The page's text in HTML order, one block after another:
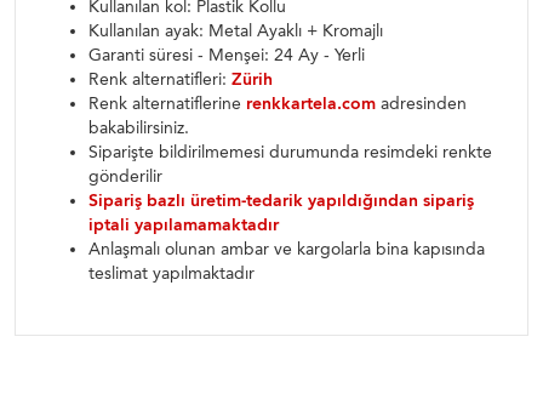
Kullanılan kol: Plastik Kollu
Kullanılan ayak: Metal Ayaklı + Kromajlı
Garanti süresi - Menşei: 24 Ay - Yerli
Renk alternatifleri: Zürih
Renk alternatiflerine renkkartela.com adresinden
bakabilirsiniz.
Siparişte bildirilmemesi durumunda resimdeki renkte
gönderilir
Sipariş bazlı üretim-tedarik yapıldığından sipariş
iptali yapılamamaktadır
Anlaşmalı olunan ambar ve kargolarla bina kapısında
teslimat yapılmaktadır